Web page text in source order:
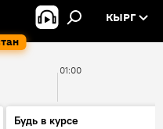
КЫРГ
01:00
Будь в курсе